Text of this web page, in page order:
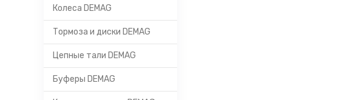
Колеса DEMAG
Тормоза и диски DEMAG
Цепные тали DEMAG
Буферы DEMAG